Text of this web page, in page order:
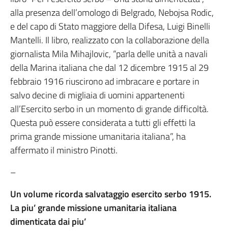
alla presenza dell’omologo di Belgrado, Nebojsa Rodic,
e del capo di Stato maggiore della Difesa, Luigi Binelli
Mantelli. Il libro, realizzato con la collaborazione della
giornalista Mila Mihajlovic, “parla delle unità a navali
della Marina italiana che dal 12 dicembre 1915 al 29
febbraio 1916 riuscirono ad imbracare e portare in
salvo decine di migliaia di uomini appartenenti
all’Esercito serbo in un momento di grande difficoltà.
Questa può essere considerata a tutti gli effetti la
prima grande missione umanitaria italiana”, ha
affermato il ministro Pinotti.
–
Un volume ricorda salvataggio esercito serbo 1915.
La piu’ grande missione umanitaria italiana
dimenticata dai piu’